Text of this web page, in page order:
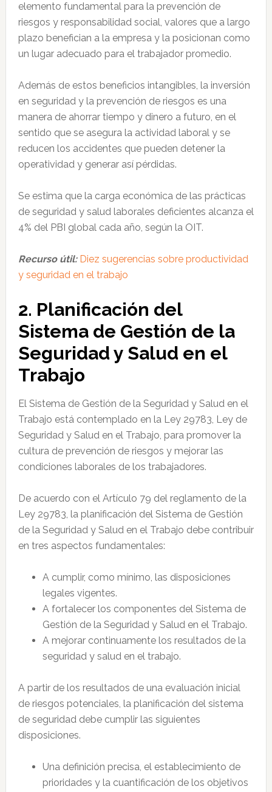
elemento fundamental para la prevención de
riesgos y responsabilidad social, valores que a largo
plazo benefician a la empresa y la posicionan como
un lugar adecuado para el trabajador promedio.
Además de estos beneficios intangibles, la inversión
en seguridad y la prevención de riesgos es una
manera de ahorrar tiempo y dinero a futuro, en el
sentido que se asegura la actividad laboral y se
reducen los accidentes que pueden detener la
operatividad y generar así pérdidas.
Se estima que la carga económica de las prácticas
de seguridad y salud laborales deficientes alcanza el
4% del PBI global cada año, según la OIT.
Recurso útil: Diez sugerencias sobre productividad
y seguridad en el trabajo
2. Planificación del
Sistema de Gestión de la
Seguridad y Salud en el
Trabajo
El Sistema de Gestión de la Seguridad y Salud en el
Trabajo está contemplado en la Ley 29783, Ley de
Seguridad y Salud en el Trabajo, para promover la
cultura de prevención de riesgos y mejorar las
condiciones laborales de los trabajadores.
De acuerdo con el Artículo 79 del reglamento de la
Ley 29783, la planificación del Sistema de Gestión
de la Seguridad y Salud en el Trabajo debe contribuir
en tres aspectos fundamentales:
A cumplir, como mínimo, las disposiciones
legales vigentes.
A fortalecer los componentes del Sistema de
Gestión de la Seguridad y Salud en el Trabajo.
A mejorar continuamente los resultados de la
seguridad y salud en el trabajo.
A partir de los resultados de una evaluación inicial
de riesgos potenciales, la planificación del sistema
de seguridad debe cumplir las siguientes
disposiciones.
Una definición precisa, el establecimiento de
prioridades y la cuantificación de los objetivos